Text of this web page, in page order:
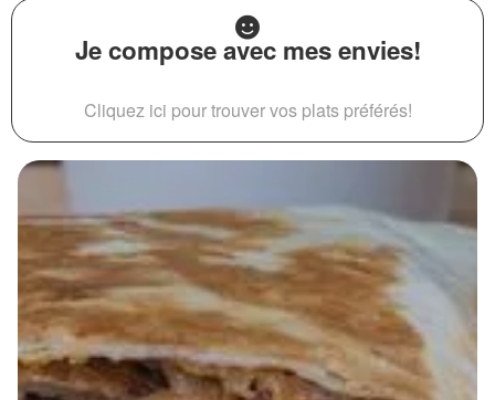
Je compose avec mes envies!
Cliquez ici pour trouver vos plats préférés!